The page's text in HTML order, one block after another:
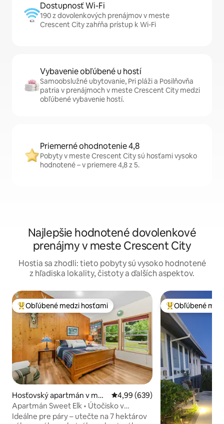
Dostupnosť Wi-Fi
190 z dovolenkových prenájmov v meste
Crescent City zahŕňa prístup k Wi-Fi
Vybavenie obľúbené u hostí
Samoobslužné ubytovanie, Pri pláži a Posilňovňa
patria v prenájmoch v meste Crescent City medzi
obľúbené vybavenie hostí.
Priemerné ohodnotenie 4,8
Pobyty v meste Crescent City sú hosťami vysoko
hodnotené – v priemere 4,8 z 5.
Najlepšie hodnotené dovolenkové
prenájmy v meste Crescent City
Hostia sa zhodli: tieto pobyty sú vysoko hodnotené
z hľadiska lokality, čistoty a ďalších aspektov.
Najobľúbenejšie medzi hosťami
Obľúbené medzi hosťami
Hosťovský apartmán v mes
te Crescent City
Priemerné ohodnotenie 4,99 z
4,99 (639)
Apartmán Sweet Elk • Útočisko v
sekvojovom lese neďaleko parkov
Ideálne pre páry – utečte na 7 hektárov
Najobľúbenejšie
Obľúbené